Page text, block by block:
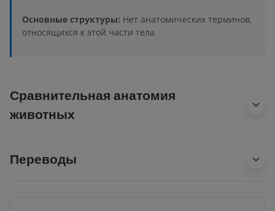
Основные структуры: Нет анатомических терминов,
относящихся к этой части тела
Сравнительная анатомия
животных
Переводы